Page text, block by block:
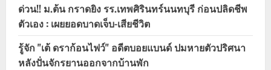
ด่วน!! ม.ต้น กราดยิง รร.เทพศิรินทร์นนทบุรี ก่อนปลิดชีพ
ตัวเอง : เผยยอดบาดเจ็บ-เสียชีวิต
รู้จัก "เต้ ดราก้อนไฟว์" อดีตบอยแบนด์ ปมหายตัวปริศนา
หลังปั่นจักรยานออกจากบ้านพัก